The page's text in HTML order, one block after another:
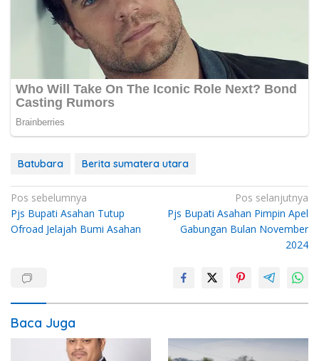
Batubara Berita sumatera utara
Navigasi
pos
Pos sebelumnya
Pjs Bupati Asahan Tutup
Ofroad Jelajah Bumi Asahan
Pos selanjutnya
Pjs Bupati Asahan Pimpin Apel
Gabungan Bulan November
2024
Baca Juga